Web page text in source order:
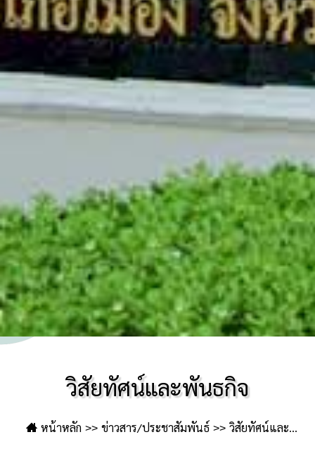
วิสัยทัศน์และพันธกิจ
หน้าหลัก ข่าวสาร/ประชาสัมพันธ์
วิสัยทัศน์และ